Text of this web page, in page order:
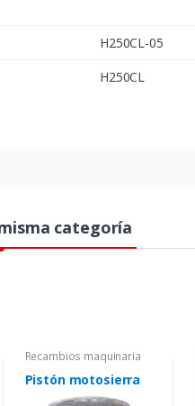
H250CL-05
H250CL
categoría
Recambios maquinaria
Pistón motosierra